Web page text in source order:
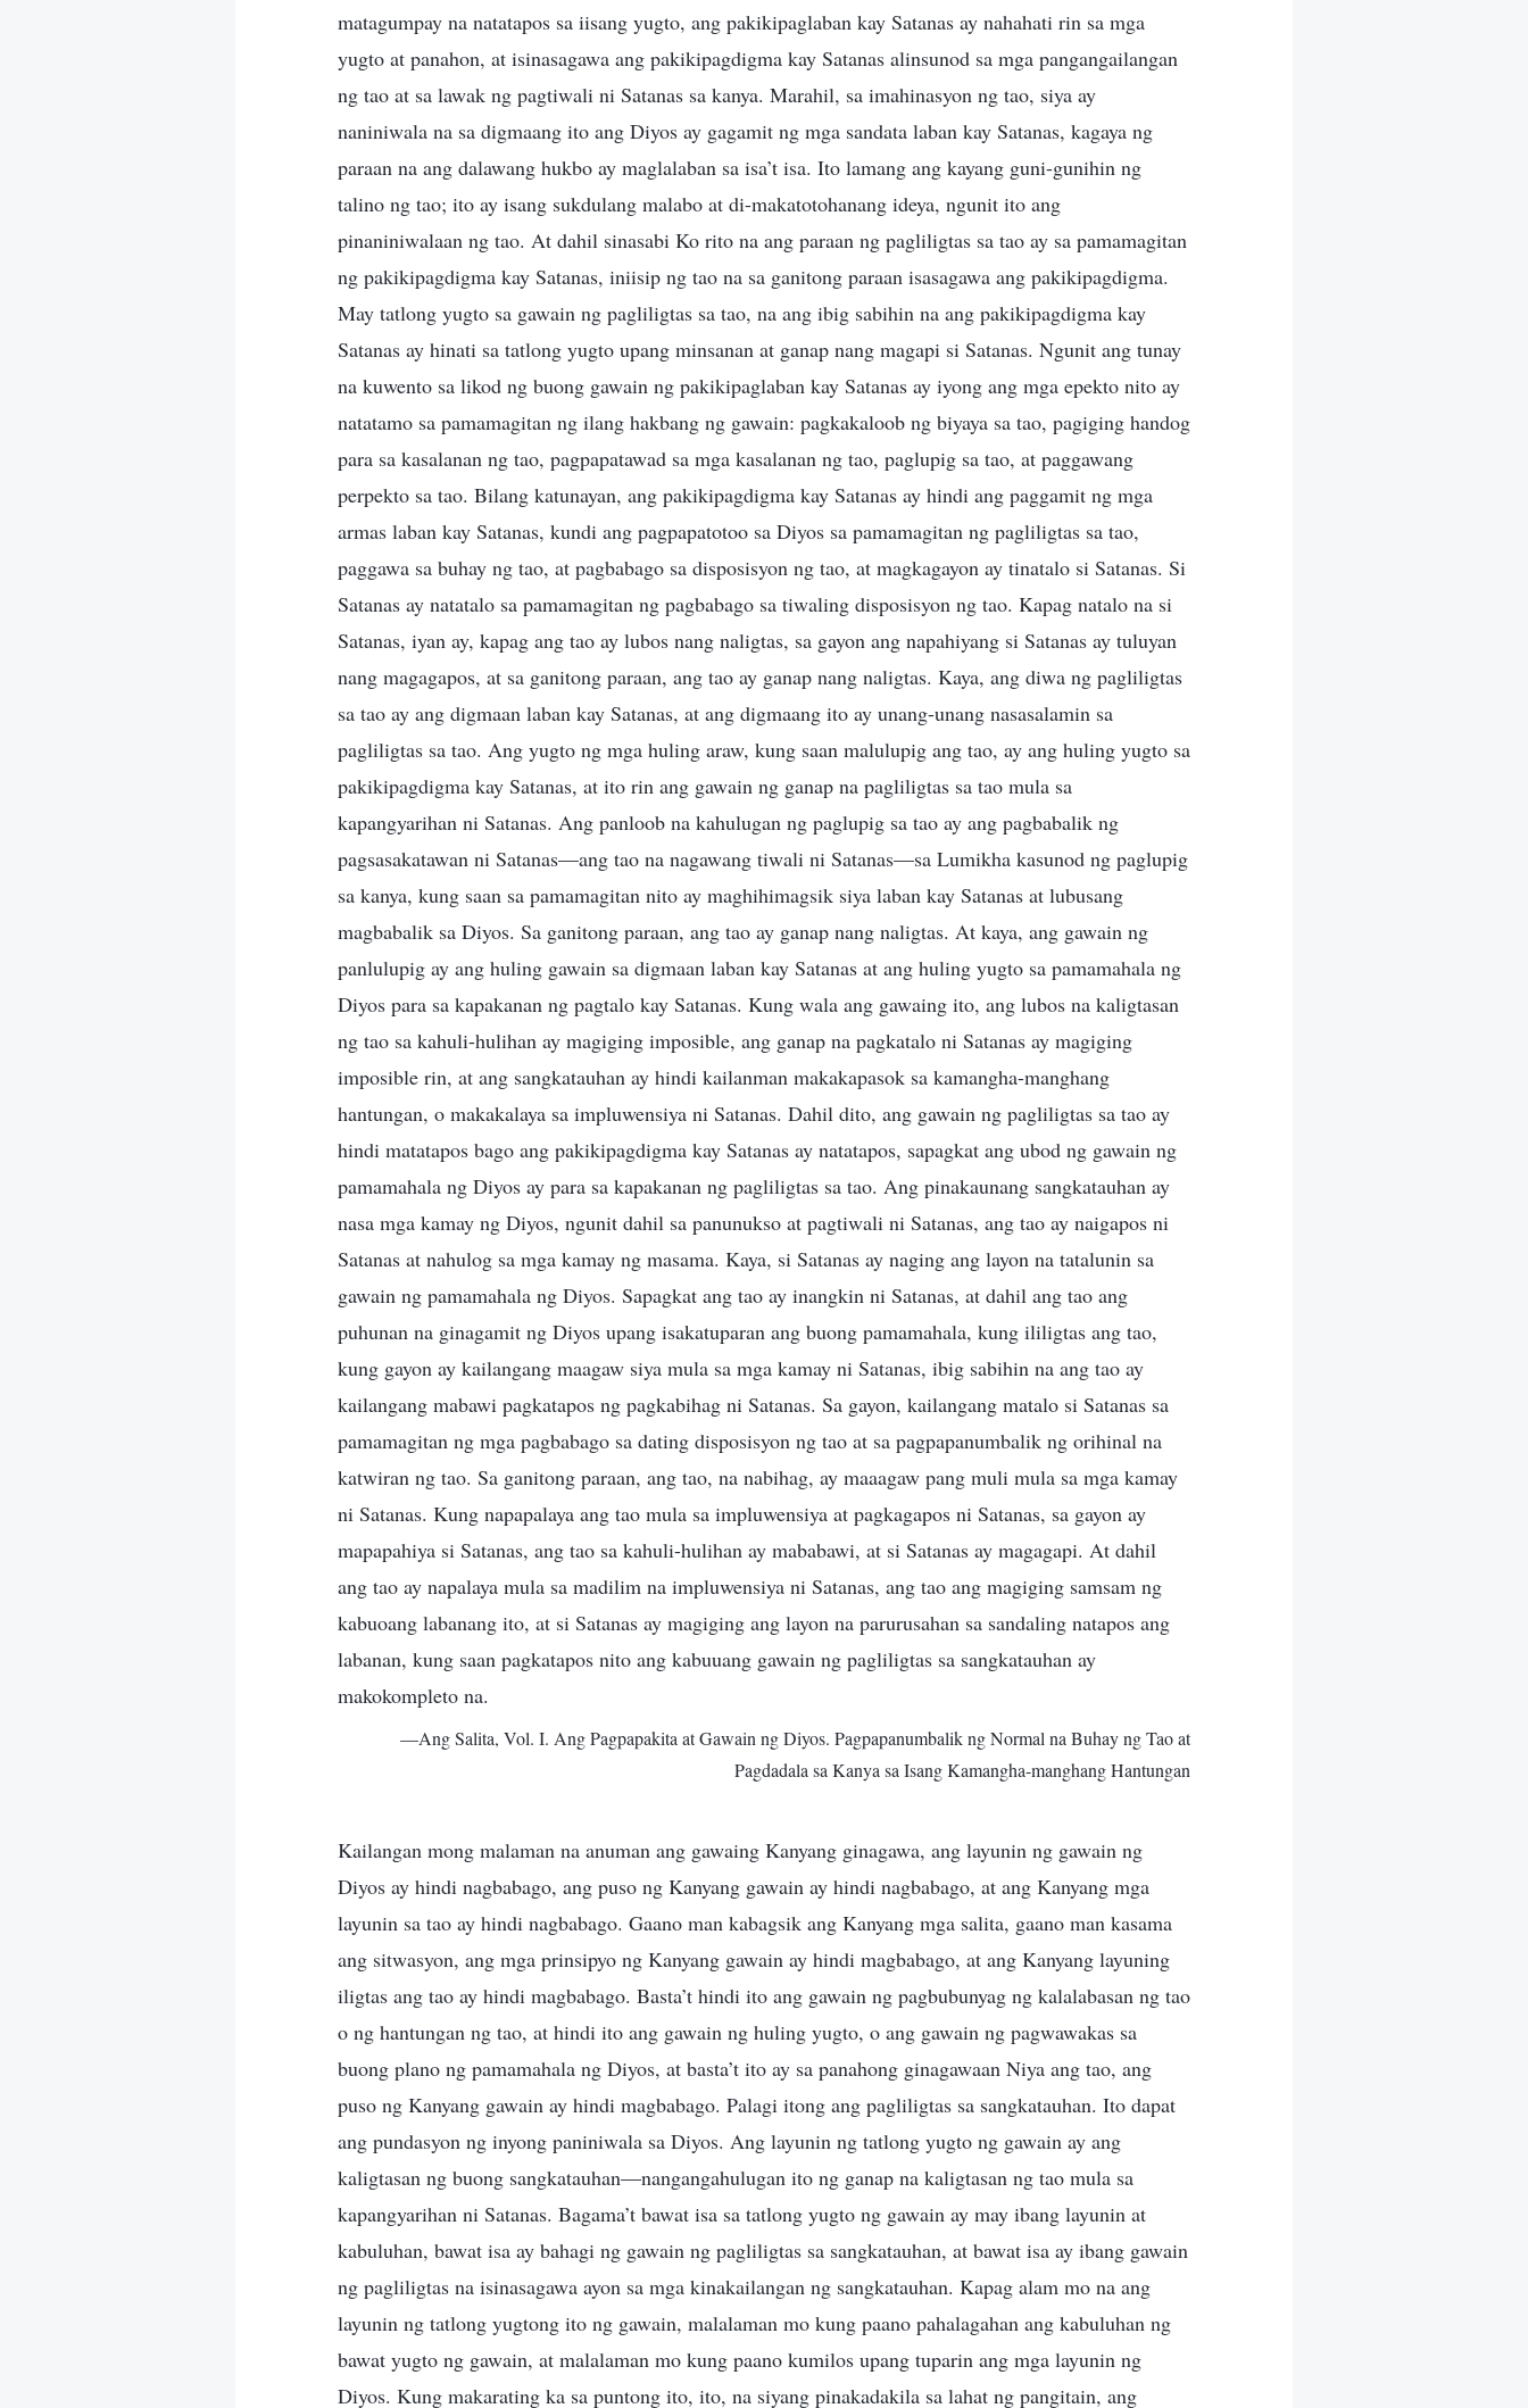
matagumpay na natatapos sa iisang yugto, ang pakikipaglaban kay Satanas ay nahahati rin sa mga
yugto at panahon, at isinasagawa ang pakikipagdigma kay Satanas alinsunod sa mga pangangailangan
ng tao at sa lawak ng pagtiwali ni Satanas sa kanya. Marahil, sa imahinasyon ng tao, siya ay
naniniwala na sa digmaang ito ang Diyos ay gagamit ng mga sandata laban kay Satanas, kagaya ng
paraan na ang dalawang hukbo ay maglalaban sa isa’t isa. Ito lamang ang kayang guni-gunihin ng
talino ng tao; ito ay isang sukdulang malabo at di-makatotohanang ideya, ngunit ito ang
pinaniniwalaan ng tao. At dahil sinasabi Ko rito na ang paraan ng pagliligtas sa tao ay sa pamamagitan
ng pakikipagdigma kay Satanas, iniisip ng tao na sa ganitong paraan isasagawa ang pakikipagdigma.
May tatlong yugto sa gawain ng pagliligtas sa tao, na ang ibig sabihin na ang pakikipagdigma kay
Satanas ay hinati sa tatlong yugto upang minsanan at ganap nang magapi si Satanas. Ngunit ang tunay
na kuwento sa likod ng buong gawain ng pakikipaglaban kay Satanas ay iyong ang mga epekto nito ay
natatamo sa pamamagitan ng ilang hakbang ng gawain: pagkakaloob ng biyaya sa tao, pagiging handog
para sa kasalanan ng tao, pagpapatawad sa mga kasalanan ng tao, paglupig sa tao, at paggawang
perpekto sa tao. Bilang katunayan, ang pakikipagdigma kay Satanas ay hindi ang paggamit ng mga
armas laban kay Satanas, kundi ang pagpapatotoo sa Diyos sa pamamagitan ng pagliligtas sa tao,
paggawa sa buhay ng tao, at pagbabago sa disposisyon ng tao, at magkagayon ay tinatalo si Satanas. Si
Satanas ay natatalo sa pamamagitan ng pagbabago sa tiwaling disposisyon ng tao. Kapag natalo na si
Satanas, iyan ay, kapag ang tao ay lubos nang naligtas, sa gayon ang napahiyang si Satanas ay tuluyan
nang magagapos, at sa ganitong paraan, ang tao ay ganap nang naligtas. Kaya, ang diwa ng pagliligtas
sa tao ay ang digmaan laban kay Satanas, at ang digmaang ito ay unang-unang nasasalamin sa
pagliligtas sa tao. Ang yugto ng mga huling araw, kung saan malulupig ang tao, ay ang huling yugto sa
pakikipagdigma kay Satanas, at ito rin ang gawain ng ganap na pagliligtas sa tao mula sa
kapangyarihan ni Satanas. Ang panloob na kahulugan ng paglupig sa tao ay ang pagbabalik ng
pagsasakatawan ni Satanas—ang tao na nagawang tiwali ni Satanas—sa Lumikha kasunod ng paglupig
sa kanya, kung saan sa pamamagitan nito ay maghihimagsik siya laban kay Satanas at lubusang
magbabalik sa Diyos. Sa ganitong paraan, ang tao ay ganap nang naligtas. At kaya, ang gawain ng
panlulupig ay ang huling gawain sa digmaan laban kay Satanas at ang huling yugto sa pamamahala ng
Diyos para sa kapakanan ng pagtalo kay Satanas. Kung wala ang gawaing ito, ang lubos na kaligtasan
ng tao sa kahuli-hulihan ay magiging imposible, ang ganap na pagkatalo ni Satanas ay magiging
imposible rin, at ang sangkatauhan ay hindi kailanman makakapasok sa kamangha-manghang
hantungan, o makakalaya sa impluwensiya ni Satanas. Dahil dito, ang gawain ng pagliligtas sa tao ay
hindi matatapos bago ang pakikipagdigma kay Satanas ay natatapos, sapagkat ang ubod ng gawain ng
pamamahala ng Diyos ay para sa kapakanan ng pagliligtas sa tao. Ang pinakaunang sangkatauhan ay
nasa mga kamay ng Diyos, ngunit dahil sa panunukso at pagtiwali ni Satanas, ang tao ay naigapos ni
Satanas at nahulog sa mga kamay ng masama. Kaya, si Satanas ay naging ang layon na tatalunin sa
gawain ng pamamahala ng Diyos. Sapagkat ang tao ay inangkin ni Satanas, at dahil ang tao ang
puhunan na ginagamit ng Diyos upang isakatuparan ang buong pamamahala, kung ililigtas ang tao,
kung gayon ay kailangang maagaw siya mula sa mga kamay ni Satanas, ibig sabihin na ang tao ay
kailangang mabawi pagkatapos ng pagkabihag ni Satanas. Sa gayon, kailangang matalo si Satanas sa
pamamagitan ng mga pagbabago sa dating disposisyon ng tao at sa pagpapanumbalik ng orihinal na
katwiran ng tao. Sa ganitong paraan, ang tao, na nabihag, ay maaagaw pang muli mula sa mga kamay
ni Satanas. Kung napapalaya ang tao mula sa impluwensiya at pagkagapos ni Satanas, sa gayon ay
mapapahiya si Satanas, ang tao sa kahuli-hulihan ay mababawi, at si Satanas ay magagapi. At dahil
ang tao ay napalaya mula sa madilim na impluwensiya ni Satanas, ang tao ang magiging samsam ng
kabuoang labanang ito, at si Satanas ay magiging ang layon na parurusahan sa sandaling natapos ang
labanan, kung saan pagkatapos nito ang kabuuang gawain ng pagliligtas sa sangkatauhan ay
makokompleto na.
—Ang Salita, Vol. I. Ang Pagpapakita at Gawain ng Diyos. Pagpapanumbalik ng Normal na Buhay ng Tao at
Pagdadala sa Kanya sa Isang Kamangha-manghang Hantungan
Kailangan mong malaman na anuman ang gawaing Kanyang ginagawa, ang layunin ng gawain ng
Diyos ay hindi nagbabago, ang puso ng Kanyang gawain ay hindi nagbabago, at ang Kanyang mga
layunin sa tao ay hindi nagbabago. Gaano man kabagsik ang Kanyang mga salita, gaano man kasama
ang sitwasyon, ang mga prinsipyo ng Kanyang gawain ay hindi magbabago, at ang Kanyang layuning
iligtas ang tao ay hindi magbabago. Basta’t hindi ito ang gawain ng pagbubunyag ng kalalabasan ng tao
o ng hantungan ng tao, at hindi ito ang gawain ng huling yugto, o ang gawain ng pagwawakas sa
buong plano ng pamamahala ng Diyos, at basta’t ito ay sa panahong ginagawaan Niya ang tao, ang
puso ng Kanyang gawain ay hindi magbabago. Palagi itong ang pagliligtas sa sangkatauhan. Ito dapat
ang pundasyon ng inyong paniniwala sa Diyos. Ang layunin ng tatlong yugto ng gawain ay ang
kaligtasan ng buong sangkatauhan—nangangahulugan ito ng ganap na kaligtasan ng tao mula sa
kapangyarihan ni Satanas. Bagama’t bawat isa sa tatlong yugto ng gawain ay may ibang layunin at
kabuluhan, bawat isa ay bahagi ng gawain ng pagliligtas sa sangkatauhan, at bawat isa ay ibang gawain
ng pagliligtas na isinasagawa ayon sa mga kinakailangan ng sangkatauhan. Kapag alam mo na ang
layunin ng tatlong yugtong ito ng gawain, malalaman mo kung paano pahalagahan ang kabuluhan ng
bawat yugto ng gawain, at malalaman mo kung paano kumilos upang tuparin ang mga layunin ng
Diyos. Kung makarating ka sa puntong ito, ito, na siyang pinakadakila sa lahat ng pangitain, ang